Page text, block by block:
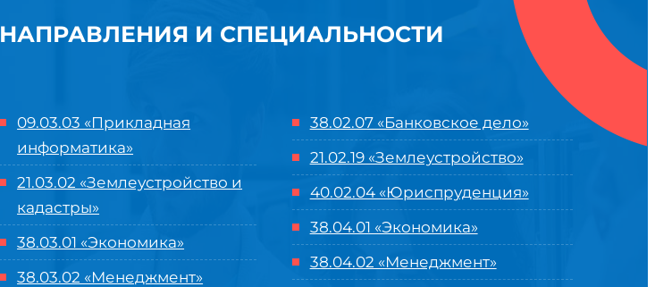
НАПРАВЛЕНИЯ И СПЕЦИАЛЬНОСТИ
09.03.03 «Прикладная
информатика»
21.03.02 «Землеустройство и
кадастры»
38.03.01 «Экономика»
38.03.02 «Менеджмент»
38.02.07 «Банковское дело»
21.02.19 «Землеустройство»
40.02.04 «Юриспруденция»
38.04.01 «Экономика»
38.04.02 «Менеджмент»